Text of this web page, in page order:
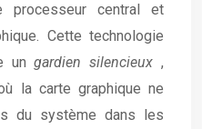
processeur central et
Cette technologie
ungardien silencieux,
la carte graphique ne
du système dans les